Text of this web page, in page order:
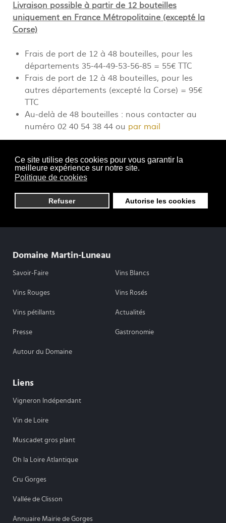
Ce site utilise des cookies pour vous garantir la
meilleure expérience sur notre site.
Politique de cookies
Refuser Autorise les cookies
Livraison possible à partir de 12 bouteilles
uniquement en France Métropolitaine (excepté la
Corse)
Frais de port de 12 à 48 bouteilles, pour les
départements 35-44-49-53-56-85 = 55€ TTC
Frais de port de 12 à 48 bouteilles, pour les
autres départements (excepté la Corse) = 95€
TTC
Au-delà de 48 bouteilles : nous contacter au
numéro 02 40 54 38 44 ou par mail
directement au Domaine
Domaine Martin-Luneau
Savoir-Faire Vins Blancs
Vins Rouges Vins Rosés
Vins pétillants Actualités
Presse Gastronomie
Autour du Domaine
Liens
Vigneron Indépendant
Vin de Loire
Muscadet gros plant
Oh la Loire Atlantique
Cru Gorges
Vallée de Clisson
Annuaire Mairie de Gorges